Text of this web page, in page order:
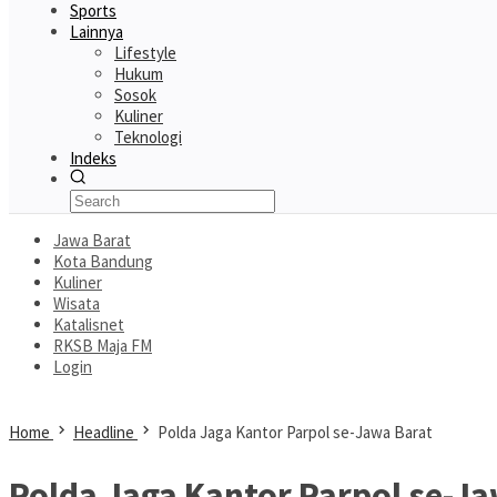
Sports
Lainnya
Lifestyle
Hukum
Sosok
Kuliner
Teknologi
Indeks
Jawa Barat
Kota Bandung
Kuliner
Wisata
Katalisnet
RKSB Maja FM
Login
Home Headline Polda Jaga Kantor Parpol se-Jawa Barat